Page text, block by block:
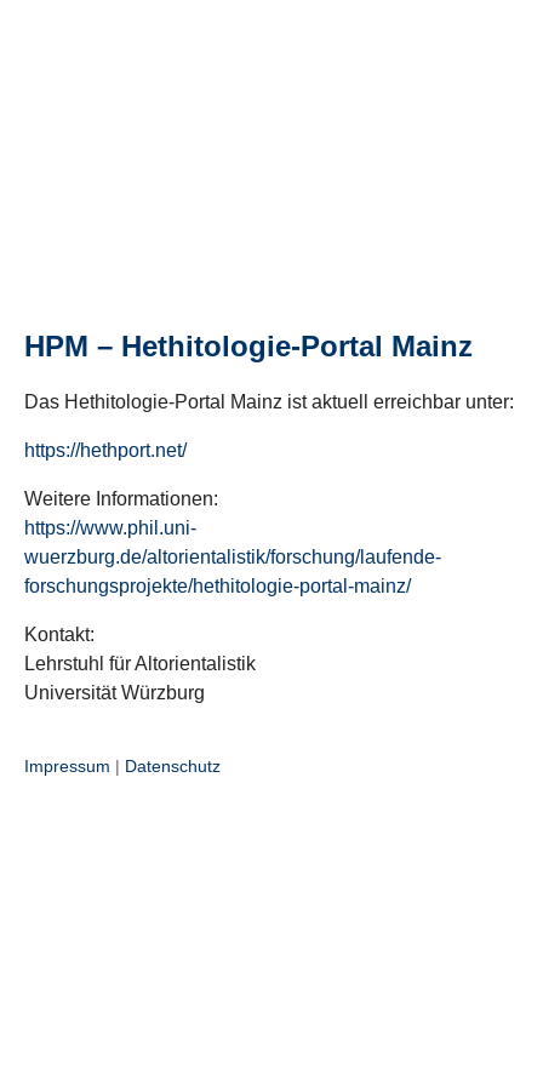
HPM – Hethitologie-Portal Mainz
Das Hethitologie-Portal Mainz ist aktuell erreichbar unter:
https://hethport.net/
Weitere Informationen:
https://www.phil.uni-
wuerzburg.de/altorientalistik/forschung/laufende-
forschungsprojekte/hethitologie-portal-mainz/
Kontakt:
Lehrstuhl für Altorientalistik
Universität Würzburg
Impressum | Datenschutz